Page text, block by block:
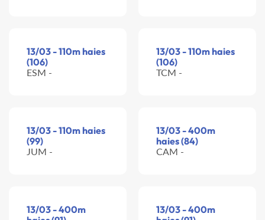
13/03 - 110m haies
(106)
ESM -
13/03 - 110m haies
(106)
TCM -
13/03 - 110m haies
(99)
JUM -
13/03 - 400m
haies (84)
CAM -
13/03 - 400m
13/03 - 400m